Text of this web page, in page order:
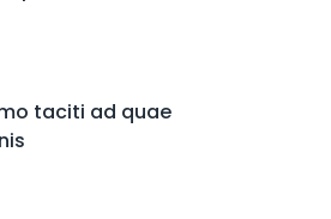
taciti ad quae